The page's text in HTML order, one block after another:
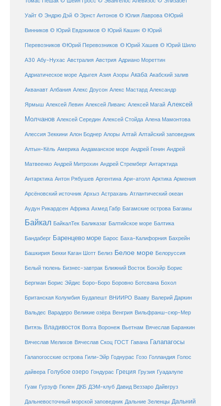
Уайт © Эндрю Дэй © Эрнст Антонов © Юлия Лаврова ©Юрий
Винников © Юрий Евдокимов © Юрий Кашин © Юрий
Перевозников ©Юрий Перевозников © Юрий Хашев © Юрий Шило
А30 Абу-Нухас Австралия Австрия Адриано Мореттин
Адриатическое море Адыгея Азия Азоры Акаба Акабский залив
Акванавт Албания Алекс Доусон Алекс Мастард Александр
Ярмыш Алексей Левин Алексей Ливанс Алексей Магай Алексей
Молчанов Алексей Середин Алексей Стойда Алена Мамонтова
Алессия Зеккини Алон Боднер Алоры Алтай Алтайский заповедник
Алтын-Кёль Америка Андаманское море Андрей Генин Андрей
Матвеенко Андрей Митрохин Андрей Стремберг Антарктида
Антарктика Антон Рябушев Аргентина Ари-атолл Арктика Армения
Арсёновский источник Архыз Астрахань Атлантический океан
Аудун Рикардсен Африка Ахмед Габр Багамские острова Багамы
Байкал БайкалТек Баликазаг Балтийское море Балтика
Бандаберг Баренцево море Барос Баха-Калифорния Бахрейн
Башкирия Бекки Каган Шотт Белиз Белое море Белоруссия
Белый тюлень Бизнес-завтрак Ближний Восток Бонэйр Борис
Бергман Борис Эйдис Боро-Боро Боровно Ботсвана Бохол
Британская Колумбия Будапешт ВНИИРО Вааву Валерий Даркин
Вальдес Варадеро Великие озёра Венгрия Вильфранш-сюр-Мер
Витязь Владивосток Волга Воронеж Вьетнам Вячеслав Баранкин
Вячеслав Мелихов Вячеслав Скоц ГОСТ Гавана Галапагосы
Галапогосские острова Гили-Эйр Годнурас Гозо Голландия Голос
дайвера Голубое озеро Гондурас Греция Грузия Гуадалупе
Гуам Гурзуф Гюлен ДКБ ДЭМ-клуб Давид Веззаро Дайвгруз
Дальневосточный морской заповедник Дальние Зеленцы Дальний